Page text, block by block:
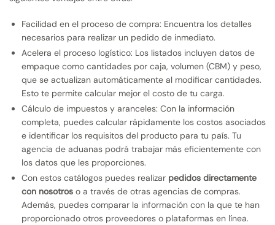
Facilidad en el proceso de compra: Encuentra los detalles
necesarios para realizar un pedido de inmediato.
Acelera el proceso logístico: Los listados incluyen datos de
empaque como cantidades por caja, volumen (CBM) y peso,
que se actualizan automáticamente al modificar cantidades.
Esto te permite calcular mejor el costo de tu carga.
Cálculo de impuestos y aranceles: Con la información
completa, puedes calcular rápidamente los costos asociados
e identificar los requisitos del producto para tu país. Tu
agencia de aduanas podrá trabajar más eficientemente con
los datos que les proporciones.
Con estos catálogos puedes realizar pedidos directamente
con nosotros o a través de otras agencias de compras.
Además, puedes comparar la información con la que te han
proporcionado otros proveedores o plataformas en línea.